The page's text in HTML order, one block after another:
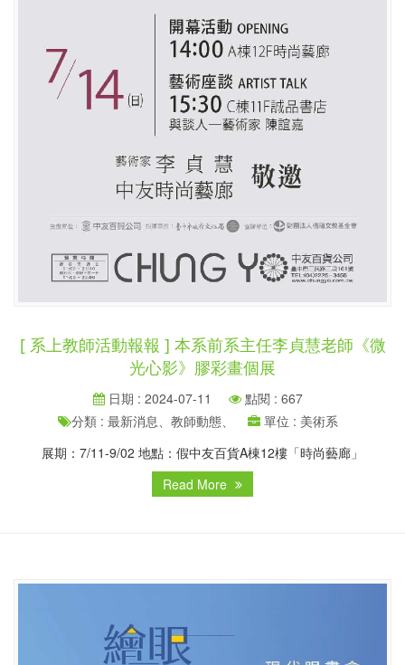
[ 系上教師活動報報 ] 本系前系主任李貞慧老師《微
光心影》膠彩畫個展
日期 : 2024-07-11
點閱 : 667
分類 : 最新消息、教師動態、
單位 : 美術系
展期：7/11-9/02 地點：假中友百貨A棟12樓「時尚藝廊」
Read More